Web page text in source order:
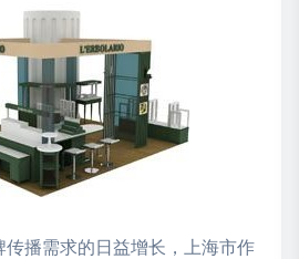
传播需求的日益增长，上海市作